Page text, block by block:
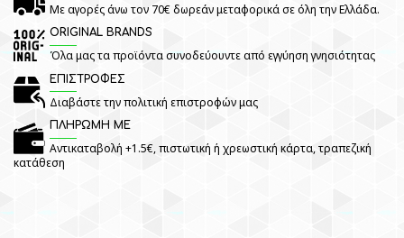
Με αγορές άνω τον 70€ δωρεάν μεταφορικά σε όλη την Ελλάδα.
ORIGINAL BRANDS
Όλα μας τα προϊόντα συνοδεύουντε από εγγύηση γνησιότητας
ΕΠΙΣΤΡΟΦΕΣ
Διαβάστε την πολιτική επιστροφών μας
ΠΛΗΡΩΜΗ ΜΕ
Αντικαταβολή +1.5€, πιστωτική ή χρεωστική κάρτα, τραπεζική
κατάθεση